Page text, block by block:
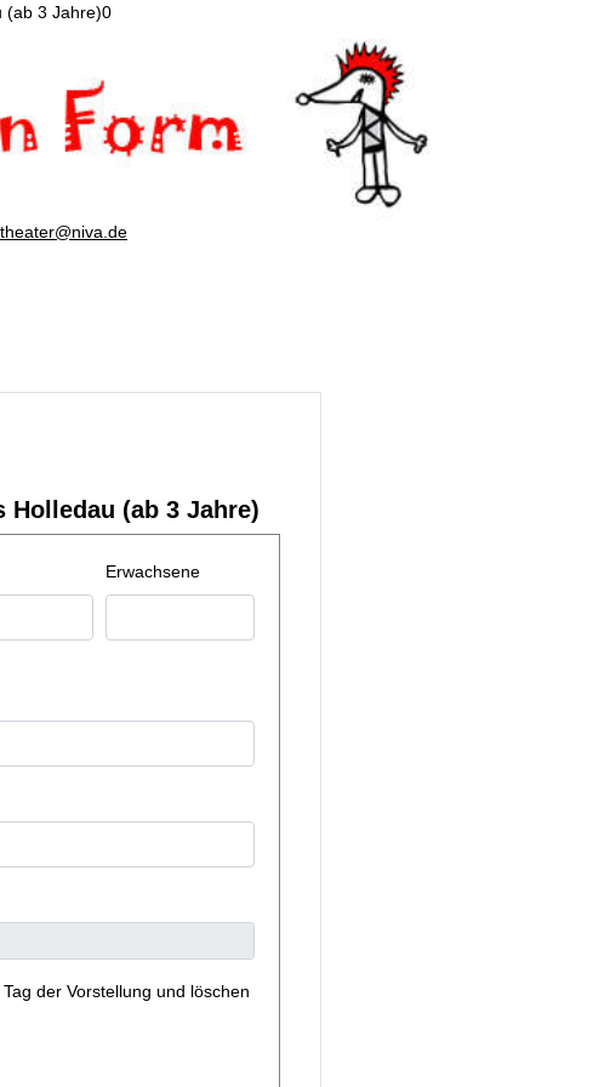
(ab 3 Jahre)0
theater@niva.de
Holledau (ab 3 Jahre)
Erwachsene
der Vorstellung und löschen